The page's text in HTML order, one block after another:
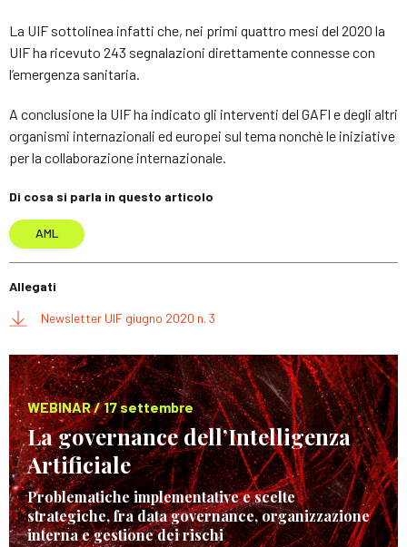
La UIF sottolinea infatti che, nei primi quattro mesi del 2020 la
UIF ha ricevuto 243 segnalazioni direttamente connesse con
l’emergenza sanitaria.
A conclusione la UIF ha indicato gli interventi del GAFI e degli altri
organismi internazionali ed europei sul tema nonchè le iniziative
per la collaborazione internazionale.
Di cosa si parla in questo articolo
AML
Allegati
Newsletter UIF giugno 2020 n. 3
WEBINAR / 17 settembre
La governance dell’Intelligenza
Artificiale
Problematiche implementative e scelte
strategiche, fra data governance, organizzazione
interna e gestione dei rischi